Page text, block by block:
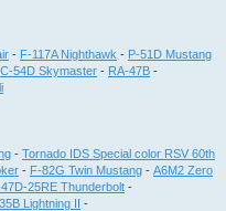
- F-117A Nighthawk - P-51D Mustang
C-54D Skymaster - RA-47B -
- Tornado IDS Special color RSV 60th
- F-82G Twin Mustang - A6M2 Zero
47D-25RE Thunderbolt -
Lightning II -